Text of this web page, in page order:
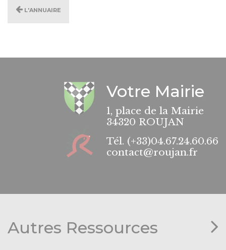
L'annuaire
Votre Mairie
1, place de la Mairie
34320 ROUJAN
Tél. (+33)04.67.24.60.66
contact@roujan.fr
Autres Ressources